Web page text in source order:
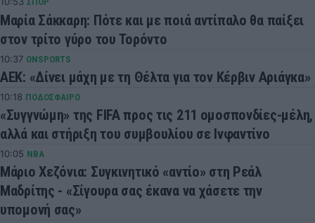
Μαρία Σάκκαρη: Πότε και με ποιά αντίπαλο θα παίξει
στον τρίτο γύρο του Τορόντο
10:37 ONSPORTS
AEK: «Δίνει μάχη με τη Θέλτα για τον Κέρβιν Αριάγκα»
10:18 ΠΟΔΟΣΦΑΙΡΟ
«Συγγνώμη» της FIFA προς τις 211 ομοσπονδίες-μέλη,
αλλά και στήριξη του συμβουλίου σε Ινφαντίνο
10:05 NBA
Μάριο Χεζόνια: Συγκινητικό «αντίο» στη Ρεάλ
Μαδρίτης - «Σίγουρα σας έκανα να χάσετε την
υπομονή σας»